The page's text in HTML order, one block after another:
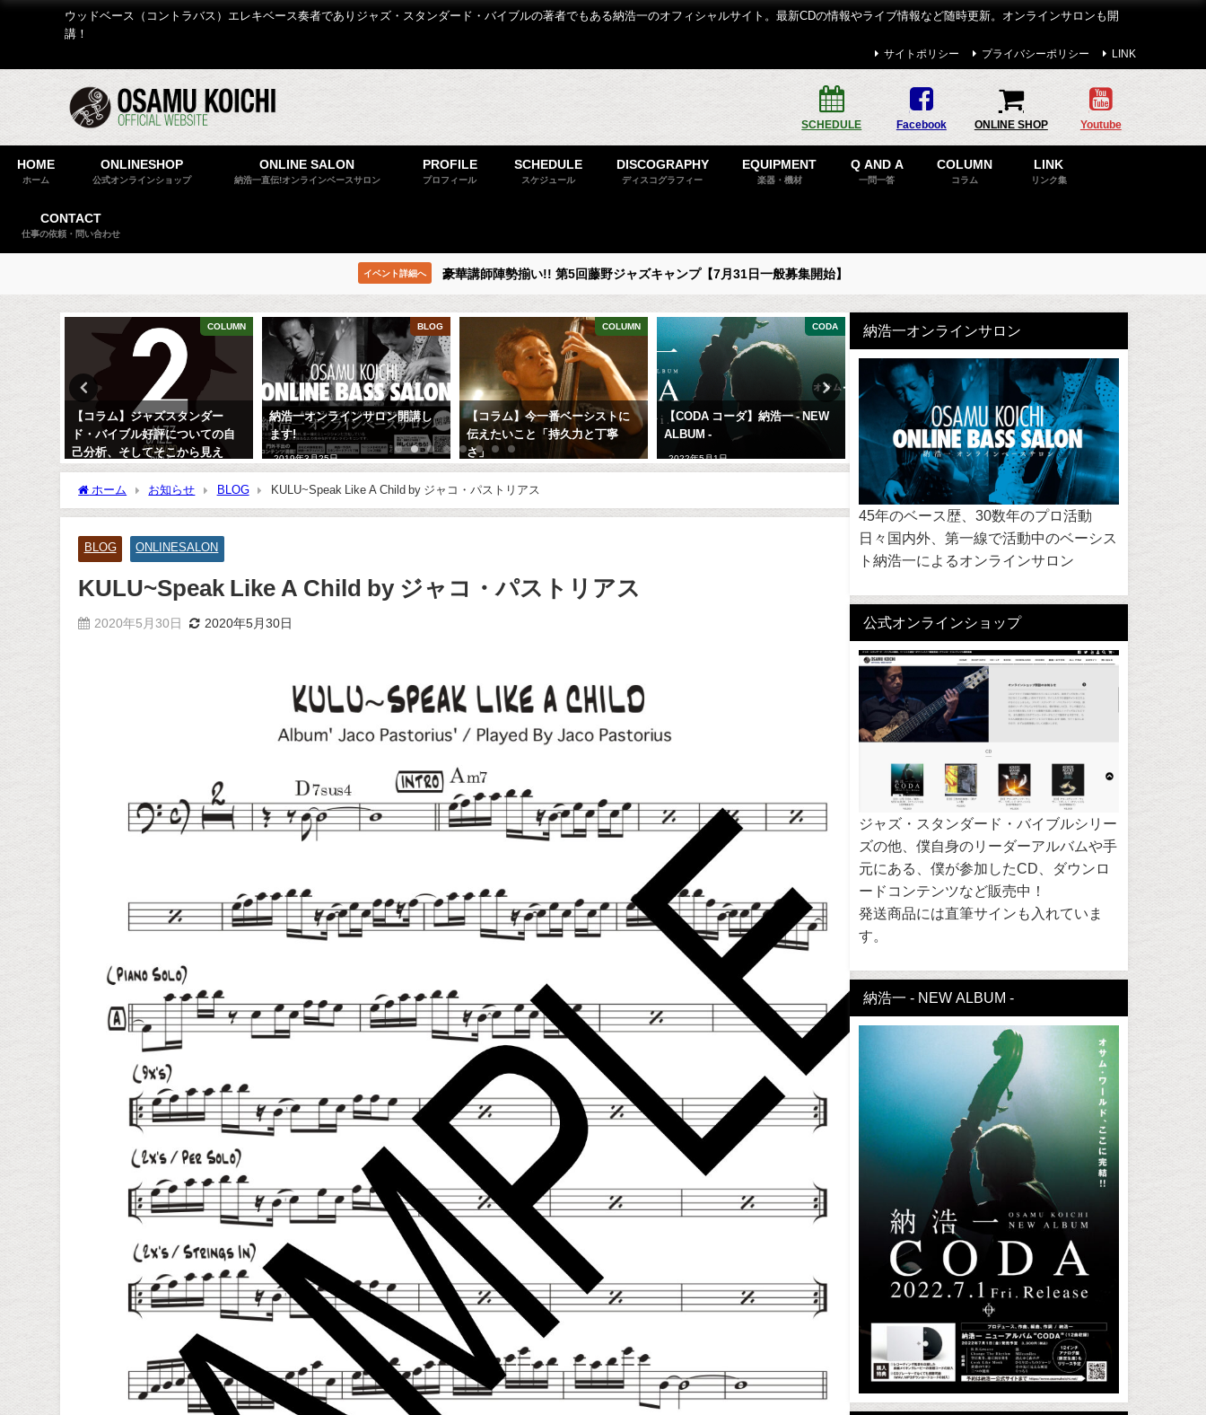
ウッドベース（コントラバス）エレキベース奏者でありジャズ・スタンダード・バイブルの著者でもある納浩一のオフィシャルサイト。最新CDの情報やライブ情報など随時更新。オンラインサロンも開
講！
サイトポリシー プライバシーポリシー LINK
SCHEDULE Facebook ONLINE SHOP Youtube
HOME
ホーム
ONLINESHOP
公式オンラインショップ
ONLINE SALON
納浩一直伝!オンラインベースサロン
PROFILE
プロフィール
SCHEDULE
スケジュール
DISCOGRAPHY
ディスコグラフィー
EQUIPMENT
楽器・機材
Q AND A
一問一答
COLUMN
コラム
LINK
リンク集
CONTACT
仕事の依頼・問い合わせ
イベント詳細へ 豪華講師陣勢揃い!! 第5回藤野ジャズキャンプ【7月31日一般募集開始】
COLUMN
【コラム】ジャズスタンダー
ド・バイブル好評についての自
己分析、そしてそこから見え
る、ミュージシャンの道へのヒ
ント
BLOG
納浩一オンラインサロン開講し
ます!
2019年3月25日
COLUMN
【コラム】今一番ベーシストに
伝えたいこと「持久力と丁寧
さ」
CODA
【CODA コーダ】納浩一 - NEW
ALBUM -
2022年5月1日
DISCOGRAPHY
ジャズ・スタンダード・バイブ
ル Jazz Standard Bible シリーズ
2018年7月4日
納浩一 プレゼンツ ゴスペ
クショップ
2026年6月15日
ホーム お知らせ BLOG KULU~Speak Like A Child by ジャコ・パストリアス
BLOG ONLINESALON
KULU~Speak Like A Child by ジャコ・パストリアス
2020年5月30日 2020年5月30日
納浩一オンラインサロン
45年のベース歴、30数年のプロ活動
日々国内外、第一線で活動中のベーシス
ト納浩一によるオンラインサロン
公式オンラインショップ
ジャズ・スタンダード・バイブルシリー
ズの他、僕自身のリーダーアルバムや手
元にある、僕が参加したCD、ダウンロ
ードコンテンツなど販売中！
発送商品には直筆サインも入れていま
す。
納浩一 - NEW ALBUM -